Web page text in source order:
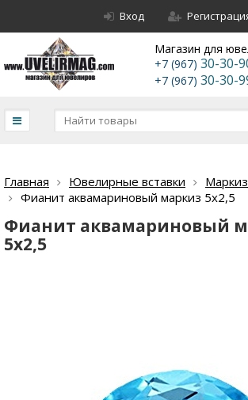
Вход
Магазин для
+7 (967) 30-30-
+7 (967) 30-30-
Главная Ювелирные вставки Маркиз
Фианит аквамариновый маркиз 5х2,5
Фианит аквамариновый
5х2,5